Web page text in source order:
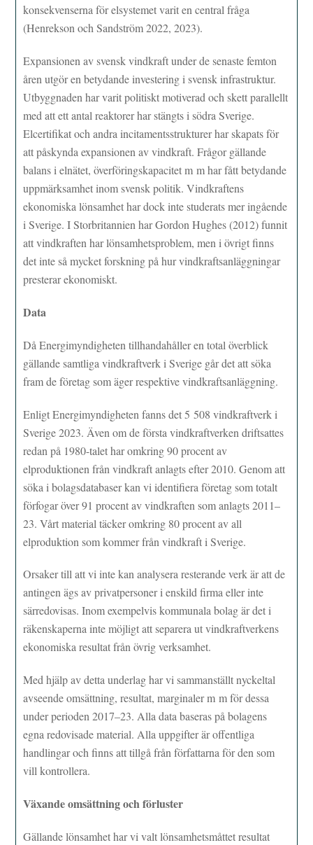
konsekvenserna för elsystemet varit en central fråga
(Henrekson och Sandström 2022, 2023).
Expansionen av svensk vindkraft under de senaste femton
åren utgör en betydande investering i svensk infrastruktur.
Utbyggnaden har varit politiskt motiverad och skett parallellt
med att ett antal reaktorer har stängts i södra Sverige.
Elcertifikat och andra incitamentsstrukturer har skapats för
att påskynda expansionen av vindkraft. Frågor gällande
balans i elnätet, överföringskapacitet m m har fått betydande
uppmärksamhet inom svensk politik. Vindkraftens
ekonomiska lönsamhet har dock inte studerats mer ingående
i Sverige. I Storbritannien har Gordon Hughes (2012) funnit
att vindkraften har lönsamhetsproblem, men i övrigt finns
det inte så mycket forskning på hur vindkraftsanläggningar
presterar ekonomiskt.
Data
Då Energimyndigheten tillhandahåller en total överblick
gällande samtliga vindkraftverk i Sverige går det att söka
fram de företag som äger respektive vindkraftsanläggning.
Enligt Energimyndigheten fanns det 5 508 vindkraftverk i
Sverige 2023. Även om de första vindkraftverken driftsattes
redan på 1980-talet har omkring 90 procent av
elproduktionen från vindkraft anlagts efter 2010. Genom att
söka i bolagsdatabaser kan vi identifiera företag som totalt
förfogar över 91 procent av vindkraften som anlagts 2011–
23. Vårt material täcker omkring 80 procent av all
elproduktion som kommer från vindkraft i Sverige.
Orsaker till att vi inte kan analysera resterande verk är att de
antingen ägs av privatpersoner i enskild firma eller inte
särredovisas. Inom exempelvis kommunala bolag är det i
räkenskaperna inte möjligt att separera ut vindkraftverkens
ekonomiska resultat från övrig verksamhet.
Med hjälp av detta underlag har vi sammanställt nyckeltal
avseende omsättning, resultat, marginaler m m för dessa
under perioden 2017–23. Alla data baseras på bolagens
egna redovisade material. Alla uppgifter är offentliga
handlingar och finns att tillgå från författarna för den som
vill kontrollera.
Växande omsättning och förluster
Gällande lönsamhet har vi valt lönsamhetsmåttet resultat